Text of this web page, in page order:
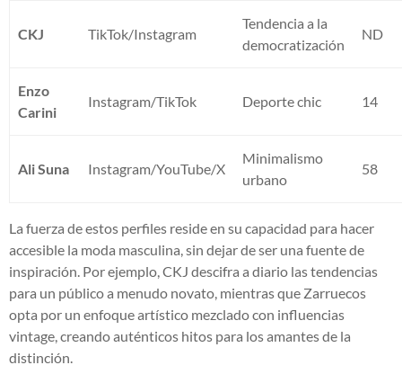
CKJ TikTok/Instagram
Tendencia a la
democratización
ND
Enzo
Carini
Instagram/TikTok Deporte chic 14
Ali Suna Instagram/YouTube/X
Minimalismo
urbano
58
La fuerza de estos perfiles reside en su capacidad para hacer
accesible la moda masculina, sin dejar de ser una fuente de
inspiración. Por ejemplo, CKJ descifra a diario las tendencias
para un público a menudo novato, mientras que Zarruecos
opta por un enfoque artístico mezclado con influencias
vintage, creando auténticos hitos para los amantes de la
distinción.